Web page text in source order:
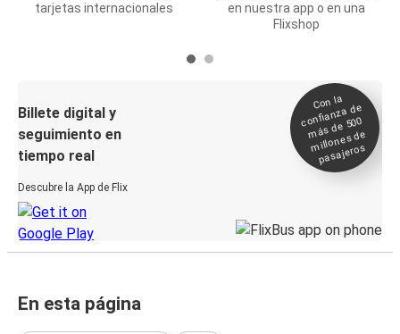
tarjetas internacionales
en nuestra app o en una
Flixshop
Billete digital y
seguimiento en
tiempo real
Descubre la App de Flix
Con la
confianza de
más de 500
millones de
pasajeros
En esta página